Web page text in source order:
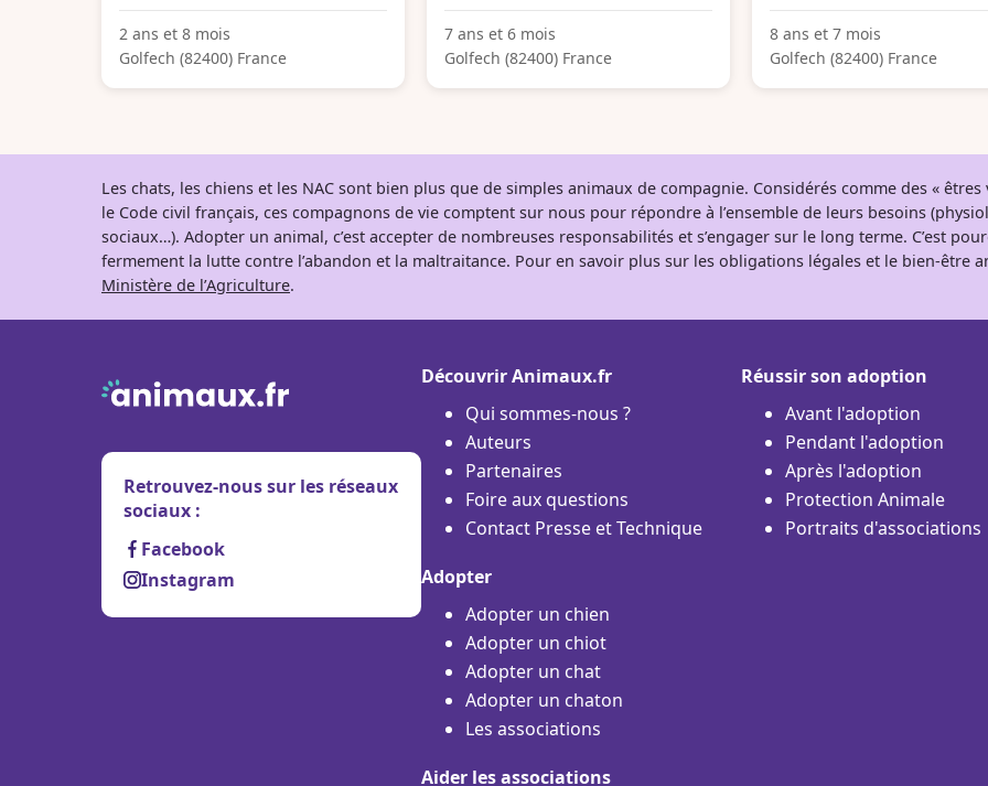
2 ans et 8 mois
Golfech (82400) France
7 ans et 6 mois
Golfech (82400) France
8 ans et 7 mois
Golfech (82400) France
Les chats, les chiens et les NAC sont bien plus que de simples animaux de compagnie. Considérés comme des «
le Code civil français, ces compagnons de vie comptent sur nous pour répondre à l’ensemble de leurs besoins
sociaux…). Adopter un animal, c’est accepter de nombreuses responsabilités et s’engager sur le long terme. C’est
fermement la lutte contre l’abandon et la maltraitance. Pour en savoir plus sur les obligations légales et le bien-être
Ministère de l’Agriculture.
Retrouvez-nous sur les réseaux
sociaux :
Facebook
Instagram
Découvrir Animaux.fr
Qui sommes-nous ?
Auteurs
Partenaires
Foire aux questions
Contact Presse et Technique
Adopter
Adopter un chien
Adopter un chiot
Adopter un chat
Adopter un chaton
Les associations
Aider les associations
Réussir son adoption
Avant l'adoption
Pendant l'adoption
Après l'adoption
Protection Animale
Portraits d'associations